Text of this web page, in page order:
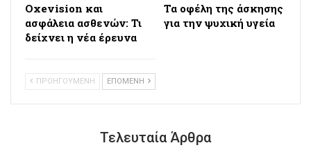
Oxevision και
ασφάλεια ασθενών: Τι
δείχνει η νέα έρευνα
Τα οφέλη της άσκησης
για την ψυχική υγεία
ΠΡΟΗΓΟΥΜΕΝΗ ΕΠΟΜΕΝΗ
Τελευταία Άρθρα